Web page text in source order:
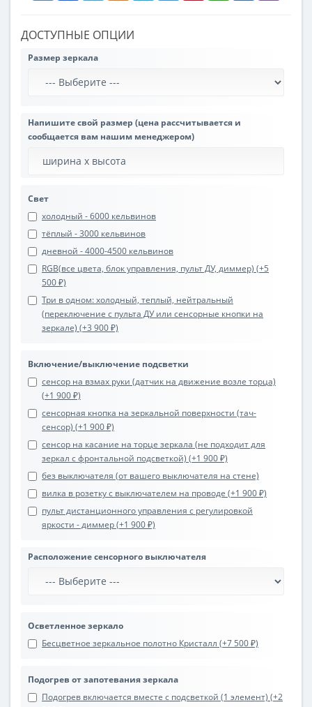
ДОСТУПНЫЕ ОПЦИИ
Размер зеркала
Напишите свой размер (цена рассчитывается и
сообщается вам нашим менеджером)
Свет
холодный - 6000 кельвинов
тёплый - 3000 кельвинов
дневной - 4000-4500 кельвинов
RGB(все цвета, блок управления, пульт ДУ, диммер) (+5
500 ₽)
Три в одном: холодный, теплый, нейтральный
(переключение с пульта ДУ или сенсорные кнопки на
зеркале) (+3 900 ₽)
Включение/выключение подсветки
сенсор на взмах руки (датчик на движение возле торца)
(+1 900 ₽)
сенсорная кнопка на зеркальной поверхности (тач-
сенсор) (+1 900 ₽)
сенсор на касание на торце зеркала (не подходит для
зеркал с фронтальной подсветкой) (+1 900 ₽)
без выключателя (от вашего выключателя на стене)
вилка в розетку с выключателем на проводе (+1 900 ₽)
пульт дистанционного управления с регулировкой
яркости - диммер (+1 900 ₽)
Расположение сенсорного выключателя
Осветленное зеркало
Бесцветное зеркальное полотно Кристалл (+7 500 ₽)
Подогрев от запотевания зеркала
Подогрев включается вместе с подсветкой (1 элемент) (+2